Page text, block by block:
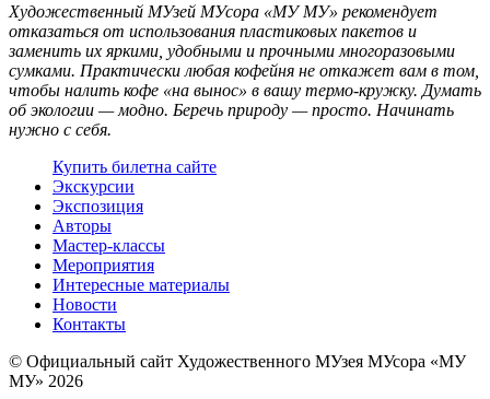
Художественный МУзей МУсора «МУ МУ» рекомендует
отказаться от использования пластиковых пакетов и
заменить их яркими, удобными и прочными многоразовыми
сумками. Практически любая кофейня не откажет вам в том,
чтобы налить кофе «на вынос» в вашу термо-кружку. Думать
об экологии — модно. Беречь природу — просто. Начинать
нужно с себя.
Купить билетна сайте
Экскурсии
Экспозиция
Авторы
Мастер-классы
Мероприятия
Интересные материалы
Новости
Контакты
© Официальный сайт Художественного МУзея МУсора «МУ
МУ» 2026